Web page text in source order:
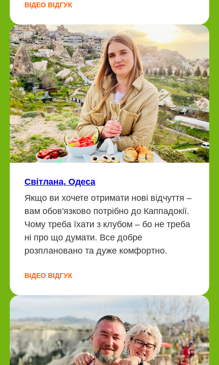
ВІДЕО ВІДГУК
Світлана, Одеса
Якщо ви хочете отримати нові відчуття –
вам обов'язково потрібно до Каппадокії.
Чому треба їхати з клубом – бо не треба
ні про що думати. Все добре
розплановано та дуже комфортно.
ВІДЕО ВІДГУК